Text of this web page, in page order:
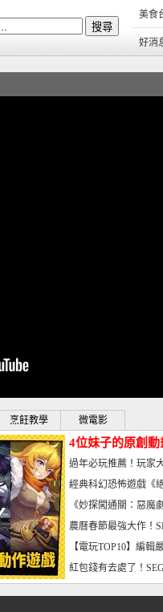
美食
好消
烹飪教學 微電影
4位妹子的原創
曝光_電玩宅速配
過年必玩推薦！玩家
宅速配20230126
經典科幻恐怖遊戲《
懼體驗-電玩宅速配
《妙探闖通關：惡
到!!-電玩宅速配
農曆春節最強大作！
電玩宅速配20230123
【電玩TOP10】編
了，封面圖直接雷你
紅包錢有去處了！
宅速配20230119